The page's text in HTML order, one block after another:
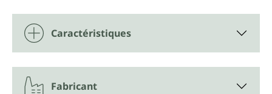
Caractéristiques
Fabricant